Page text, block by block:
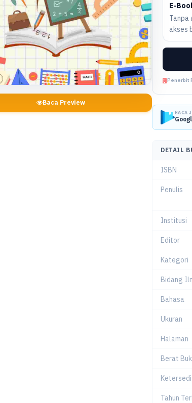
Baca Preview
E-
Tanpa
akses
Penerbit
BACA
DETAIL
ISBN
Penulis
Institusi
Editor
Kategori
Bidang
Bahasa
Ukuran
Halaman
Berat
Tahun